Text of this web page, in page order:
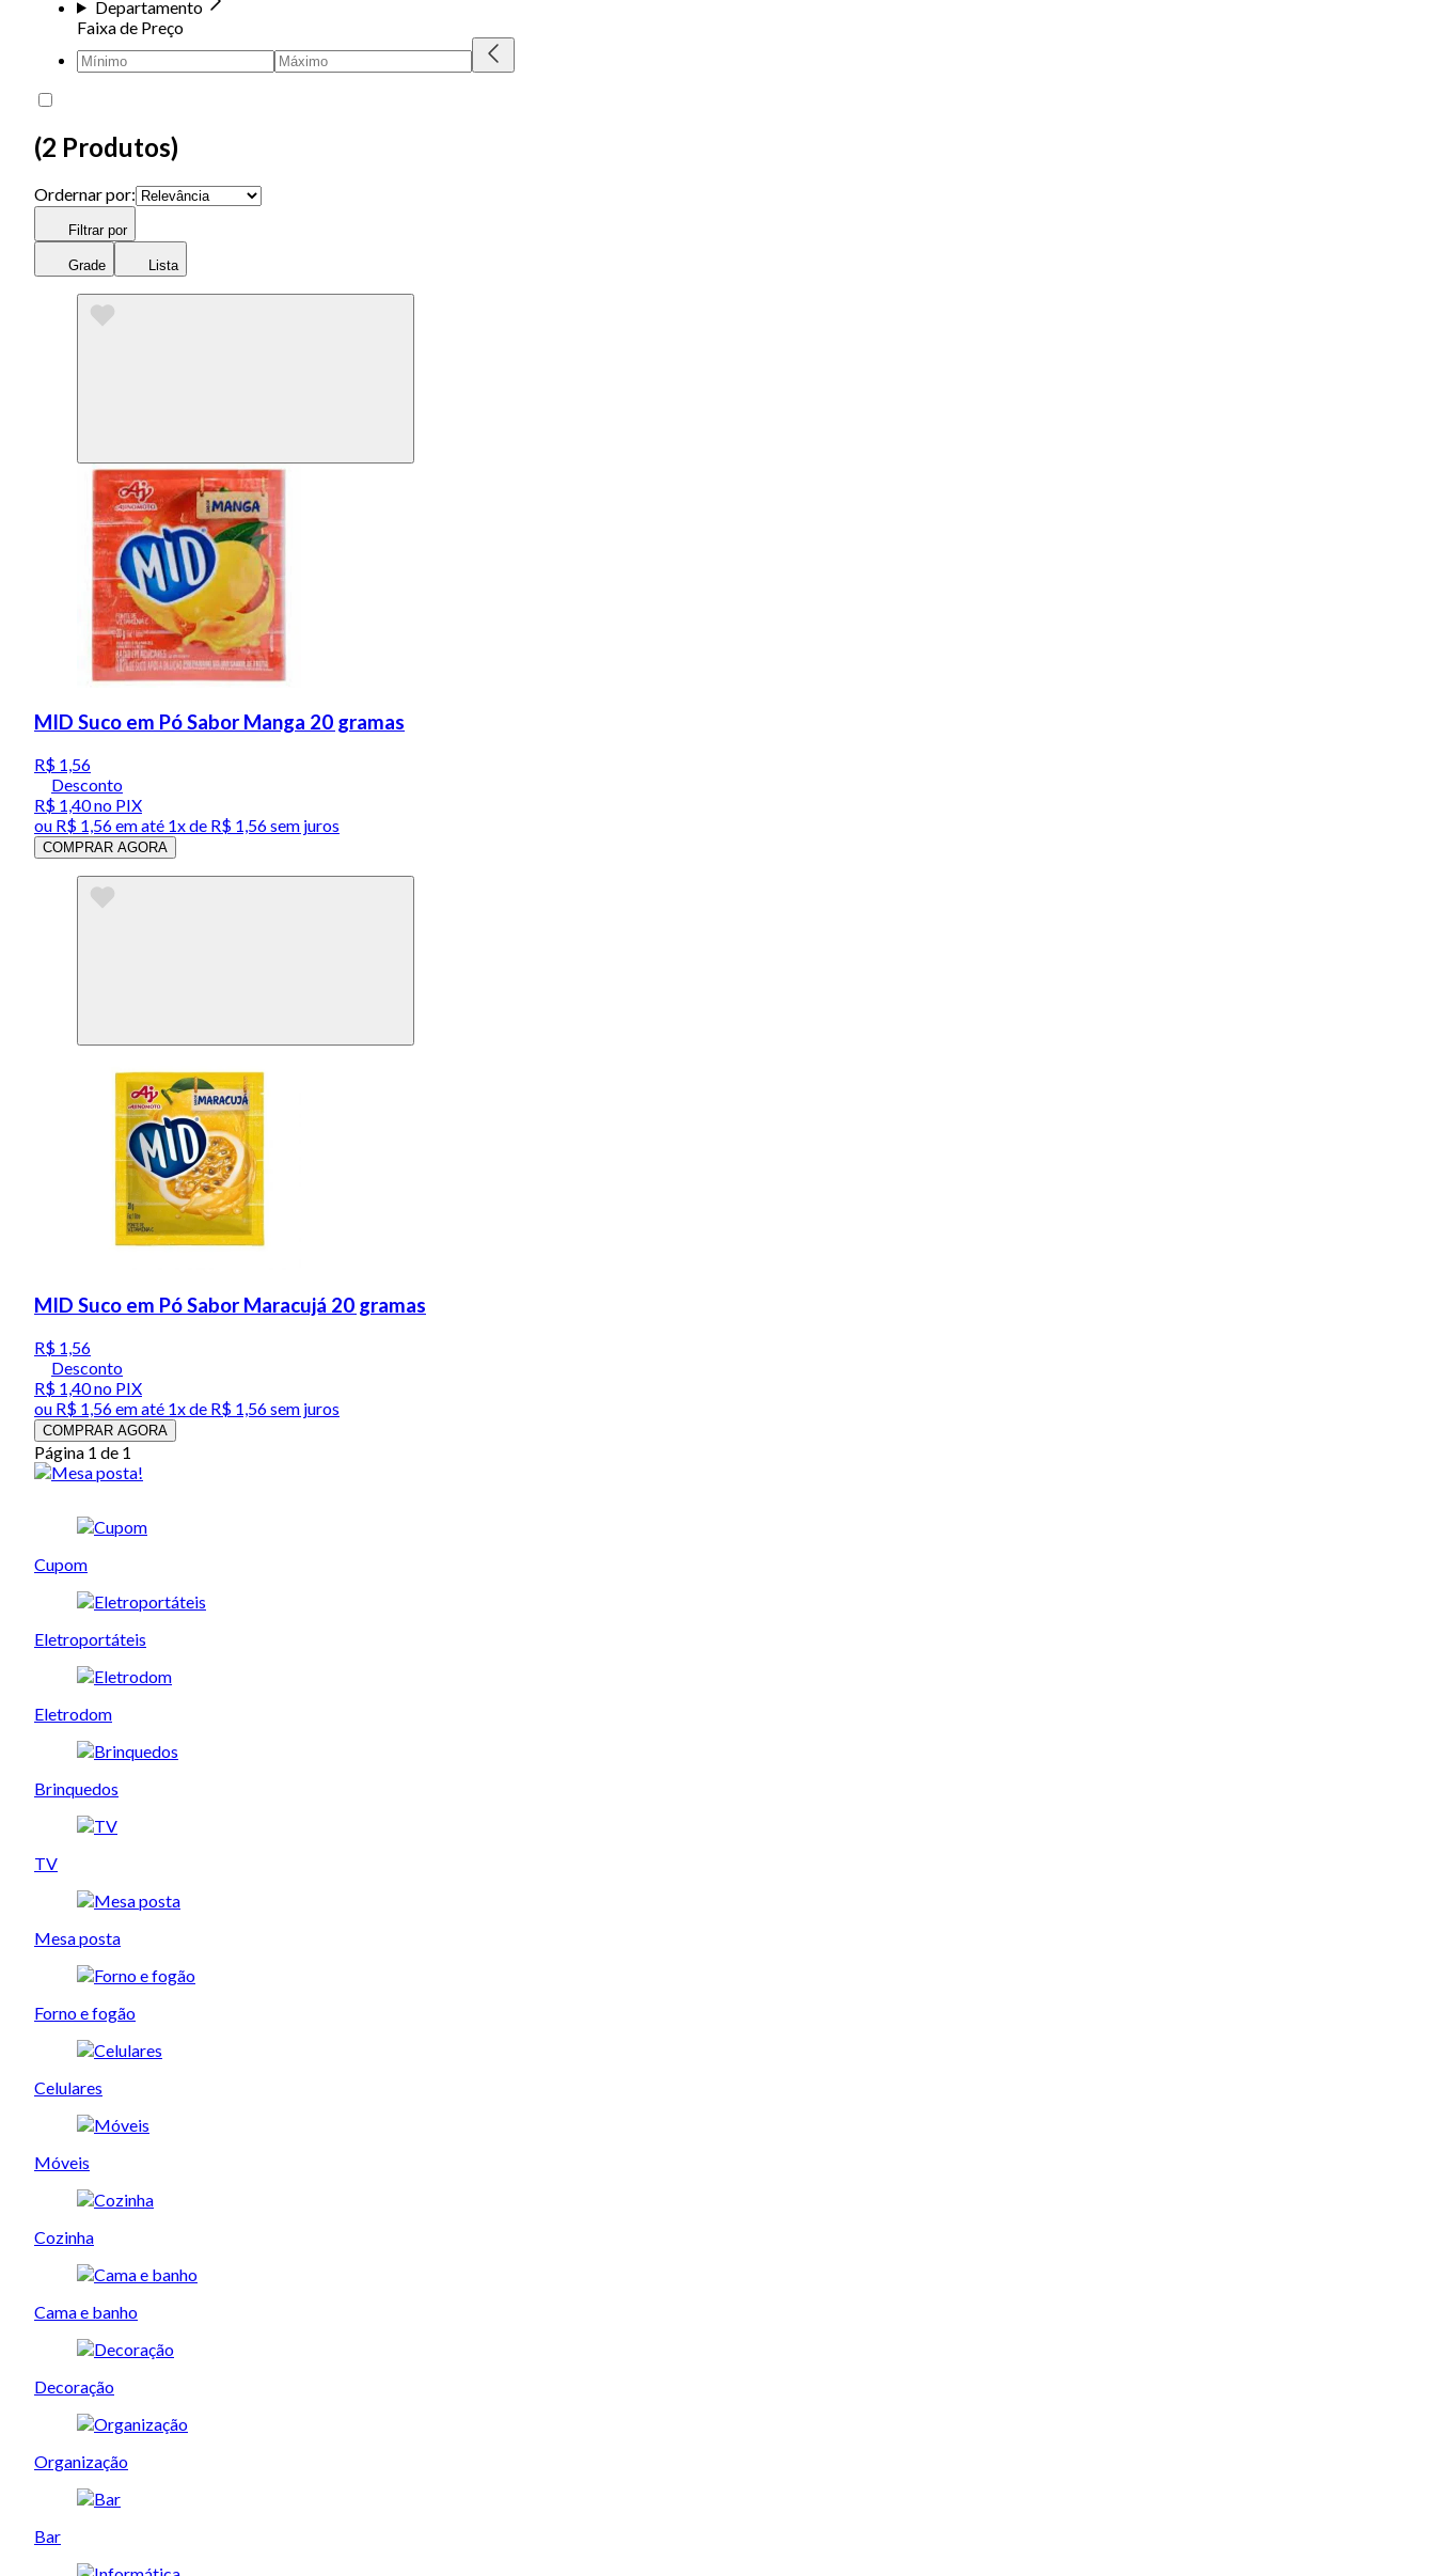
Departamento
Faixa de Preço
(2 Produtos)
Ordernar por:
Filtrar por
Grade Lista
MID Suco em Pó Sabor Manga 20 gramas
R$ 1,56
Desconto
R$ 1,40no PIX
ou R$ 1,56em até 1x de R$ 1,56sem juros
COMPRAR AGORA
MID Suco em Pó Sabor Maracujá 20 gramas
R$ 1,56
Desconto
R$ 1,40no PIX
ou R$ 1,56em até 1x de R$ 1,56sem juros
COMPRAR AGORA
Página 1 de 1
Cupom
Eletroportáteis
Eletrodom
Brinquedos
TV
Mesa posta
Forno e fogão
Celulares
Móveis
Cozinha
Cama e banho
Decoração
Organização
Bar